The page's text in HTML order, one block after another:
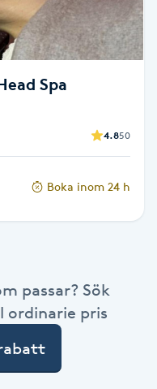
Spa
4.850
Boka inom 24 h
passar? Sök
pris